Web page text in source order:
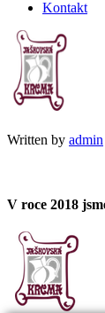
Kontakt
Written by admin
V roce 2018